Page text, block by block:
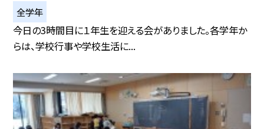
全学年
今日の3時間目に１年生を迎える会がありました。各学年か
らは、学校行事や学校生活に...